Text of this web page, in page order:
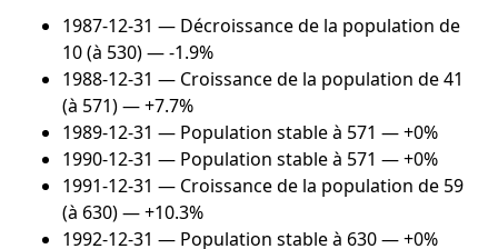
1987-12-31 — Décroissance de la population de
10 (à 530) — -1.9%
1988-12-31 — Croissance de la population de 41
(à 571) — +7.7%
1989-12-31 — Population stable à 571 — +0%
1990-12-31 — Population stable à 571 — +0%
1991-12-31 — Croissance de la population de 59
(à 630) — +10.3%
1992-12-31 — Population stable à 630 — +0%